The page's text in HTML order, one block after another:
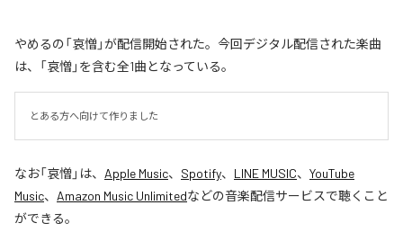
やめるの「哀憎」が配信開始された。今回デジタル配信された楽曲
は、「哀憎」を含む全1曲となっている。
とある方へ向けて作りました
なお「哀憎」は、 Apple Music、 Spotify、 LINE MUSIC、 YouTube
Music、 Amazon Music Unlimitedなどの音楽配信サービスで聴くこと
ができる。